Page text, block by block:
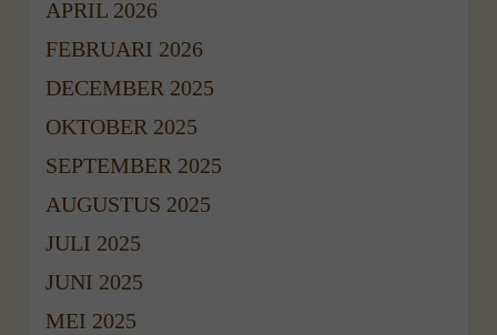
APRIL 2026
FEBRUARI 2026
DECEMBER 2025
OKTOBER 2025
SEPTEMBER 2025
AUGUSTUS 2025
JULI 2025
JUNI 2025
MEI 2025